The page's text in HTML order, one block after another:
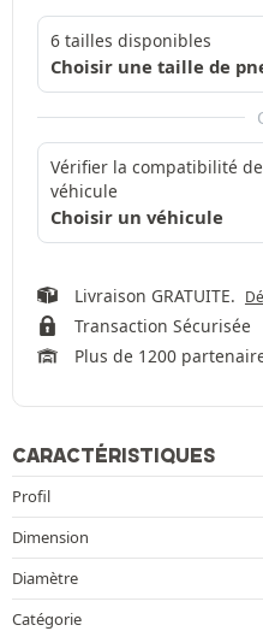
6 tailles disponibles
Choisir une taille de
Vérifier la compatibilité
véhicule
Choisir un véhicule
Livraison GRATUITE.
Transaction Sécurisée
Plus de 1200
CARACTÉRISTIQUES
Profil
Dimension
Diamètre
Catégorie